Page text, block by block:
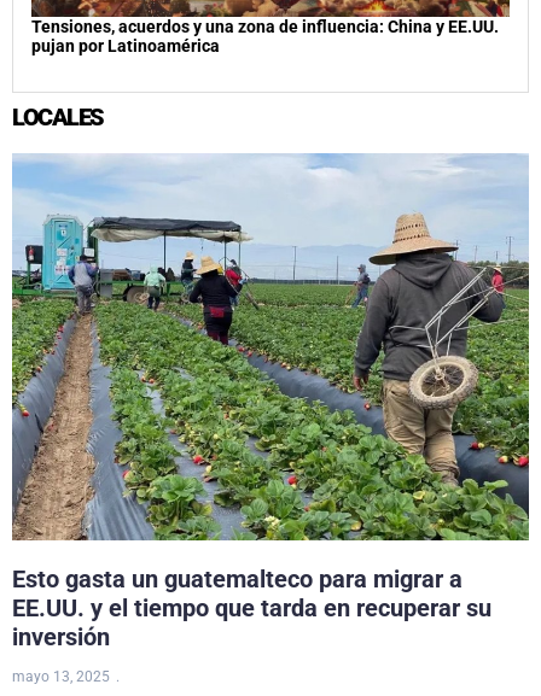
Tensiones, acuerdos y una zona de influencia: China y EE.UU.
pujan por Latinoamérica
LOCALES
Esto gasta un guatemalteco para migrar a
EE.UU. y el tiempo que tarda en recuperar su
inversión
mayo 13, 2025